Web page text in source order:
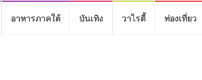
อาหารภาคใต้ บันเทิง วาไรตี้ ท่องเที่ยว